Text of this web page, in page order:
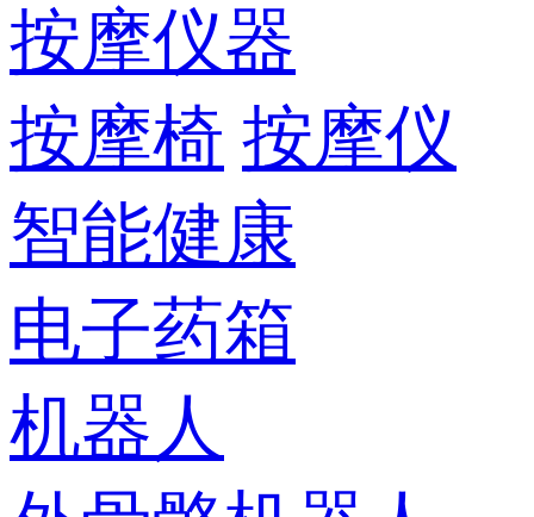
按摩仪器
按摩椅 按摩仪
智能健康
电子药箱
机器人